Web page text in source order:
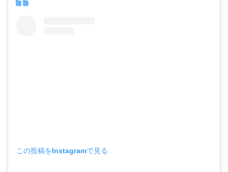
この投稿をInstagramで見る